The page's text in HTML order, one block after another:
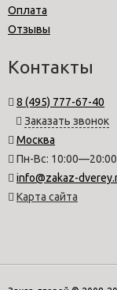
Оплата
Отзывы
Контакты
8 (495) 777-67-40
Заказать звонок
Москва
Пн-Вс: 10:00—20:00
info@zakaz-
Карта сайта